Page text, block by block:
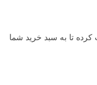
کرده تا به سبد خرید شما